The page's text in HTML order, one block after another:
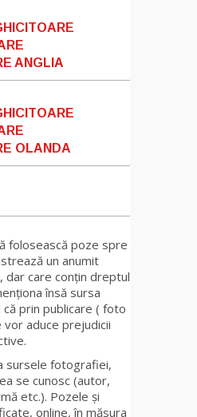
ANGLIA
OLANDA
folosească poze spre
un anumit
dar care conțin dreptul
însă sursa
prin publicare ( foto
aduce prejudicii
sursele fotografiei,
se cunosc (autor,
etc.). Pozele și
online, în măsura